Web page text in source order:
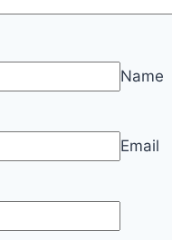
Name
Email